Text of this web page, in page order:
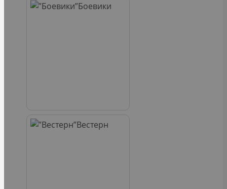
Боевики
Вестерн